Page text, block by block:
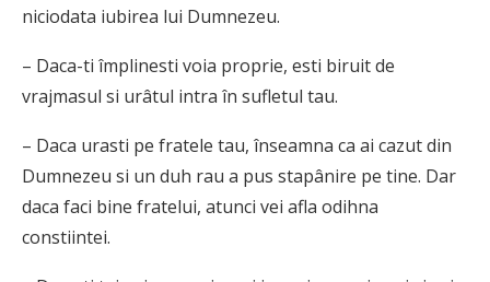
niciodata iubirea lui Dumnezeu.
– Daca-ti împlinesti voia proprie, esti biruit de
vrajmasul si urâtul intra în sufletul tau.
– Daca urasti pe fratele tau, înseamna ca ai cazut din
Dumnezeu si un duh rau a pus stapânire pe tine. Dar
daca faci bine fratelui, atunci vei afla odihna
constiintei.